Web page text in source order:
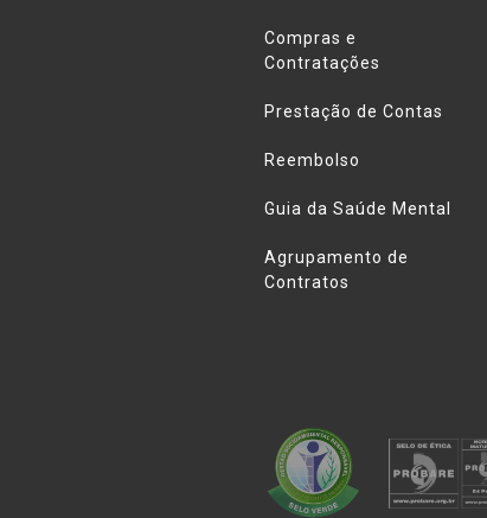
Compras e
Contratações
Prestação de Contas
Reembolso
Guia da Saúde Mental
Agrupamento de
Contratos